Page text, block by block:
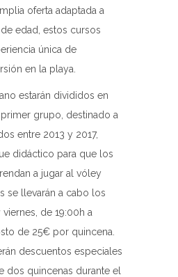
oferta adaptada a
edad, estos cursos
única de
en la playa.
estarán divididos en
grupo, destinado a
entre 2013 y 2017,
didáctico para que los
a jugar al vóley
se llevarán a cabo los
de 19:00h a
de 25€ por quincena.
descuentos especiales
dos quincenas durante el